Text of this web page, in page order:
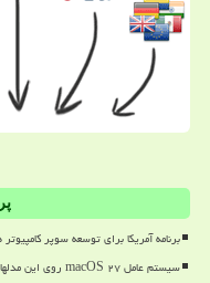
برنامه آمریکا برای توسعه سوپر
سیستم عامل macOS ۲۷ روی این مدلهای مک اجرا نمی شود